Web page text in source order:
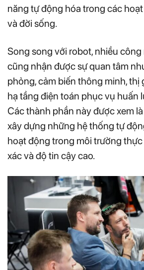
năng tự động hóa trong các
và đời sống.
Song song với robot, nhiều
cũng nhận được sự quan tâm
phỏng, cảm biến thông minh, thị
hạ tầng điện toán phục vụ huấn
Các thành phần này được xem
xây dựng những hệ thống tự
hoạt động trong môi trường
xác và độ tin cậy cao.